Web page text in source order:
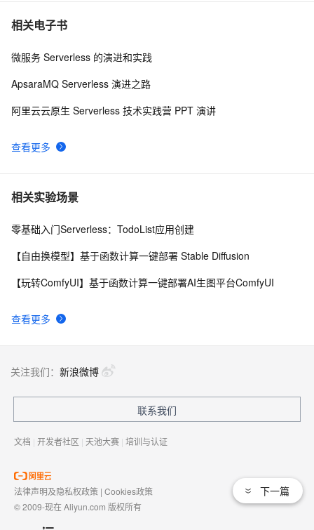
相关电子书
查看更多
微服务 Serverless 的演进和实践
ApsaraMQ Serverless 演进之路
阿里云云原生 Serverless 技术实践营 PPT 演讲
相关实验场景
查看更多
零基础入门Serverless：TodoList应用创建
【自由换模型】基于函数计算一键部署 Stable Diffusion
【玩转ComfyUI】基于函数计算一键部署AI生图平台ComfyUI
下一篇
关注我们： 新浪微博
联系我们
文档 | 开发者社区 | 天池大赛 | 培训与认证
法律声明及隐私权政策 | Cookies政策
© 2009-现在 Aliyun.com 版权所有